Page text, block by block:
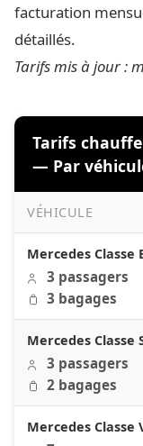
facturation
détaillés.
Tarifs mis à jour :
Tarifs
— Par
VÉHICULE
Mercedes Classe
3 passagers
3 bagages
Mercedes Classe
3 passagers
2 bagages
Mercedes Classe